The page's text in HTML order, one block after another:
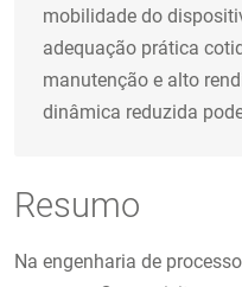
mobilidade do
adequação prática
manutenção e alto
dinâmica reduzida
Resumo
Na engenharia de